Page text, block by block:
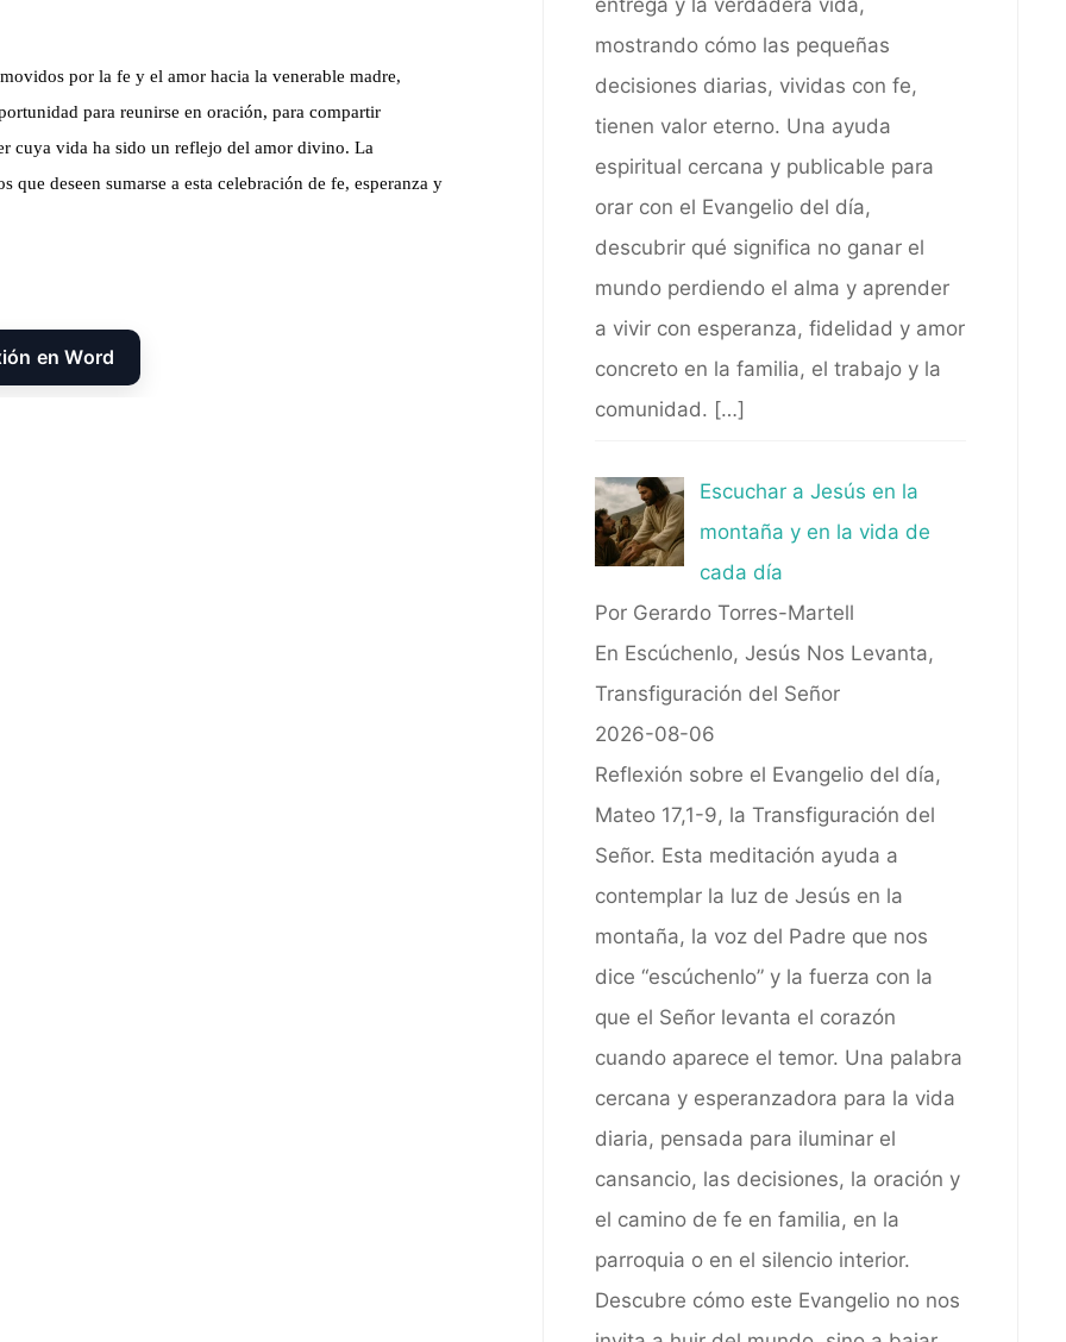
por la fe y el amor hacia la venerable madre,
para reunirse en oración, para compartir
cuya vida ha sido un reflejo del amor divino. La
deseen sumarse a esta celebración de fe, esperanza y
en Word
entrega y la verdadera vida,
mostrando cómo las pequeñas
decisiones diarias, vividas con fe,
tienen valor eterno. Una ayuda
espiritual cercana y publicable para
orar con el Evangelio del día,
descubrir qué significa no ganar el
mundo perdiendo el alma y aprender
a vivir con esperanza, fidelidad y amor
concreto en la familia, el trabajo y la
comunidad. […]
Escuchar a Jesús en la
montaña y en la vida de
cada día
Por Gerardo Torres-Martell
En Escúchenlo, Jesús Nos Levanta,
Transfiguración del Señor
2026-08-06
Reflexión sobre el Evangelio del día,
Mateo 17,1-9, la Transfiguración del
Señor. Esta meditación ayuda a
contemplar la luz de Jesús en la
montaña, la voz del Padre que nos
dice “escúchenlo” y la fuerza con la
que el Señor levanta el corazón
cuando aparece el temor. Una palabra
cercana y esperanzadora para la vida
diaria, pensada para iluminar el
cansancio, las decisiones, la oración y
el camino de fe en familia, en la
parroquia o en el silencio interior.
Descubre cómo este Evangelio no nos